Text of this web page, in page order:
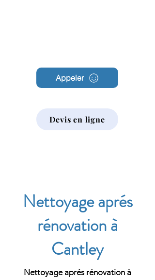
Appeler
Devis en ligne
Nettoyage aprés
rénovation à
Cantley
Nettoyage aprés rénovation à